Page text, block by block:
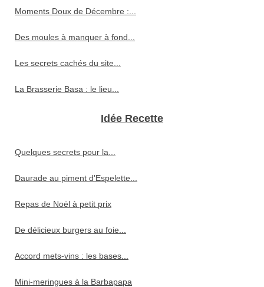
Moments Doux de Décembre :...
Des moules à manquer à fond...
Les secrets cachés du site...
La Brasserie Basa : le lieu...
Idée Recette
Quelques secrets pour la...
Daurade au piment d'Espelette...
Repas de Noël à petit prix
De délicieux burgers au foie...
Accord mets-vins : les bases...
Mini-meringues à la Barbapapa